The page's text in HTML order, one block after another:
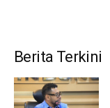
Berita Terkini